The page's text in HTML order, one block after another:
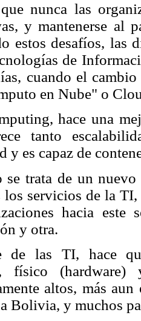
nunca las
y mantenerse al
estos desafíos, las
de
cuando el
en Nube" o
hace una
tanto
y es capaz de
se trata de un
los servicios de la
hacia este
y otra.
de las TI, hace
físico
altos, más
Bolivia, y muchos